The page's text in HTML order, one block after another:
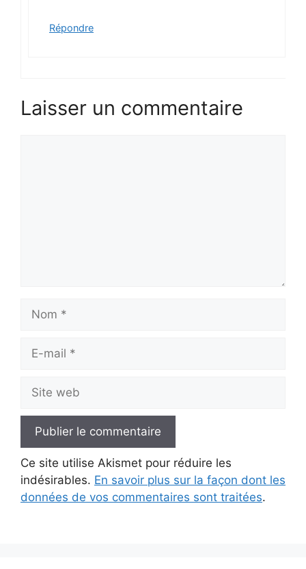
Répondre
Laisser un commentaire
mail
web
Ce site utilise Akismet pour réduire les
indésirables. En savoir plus sur la façon dont les
données de vos commentaires sont traitées.